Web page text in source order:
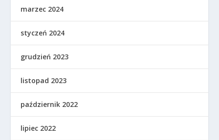
marzec 2024
styczeń 2024
grudzień 2023
listopad 2023
październik 2022
lipiec 2022